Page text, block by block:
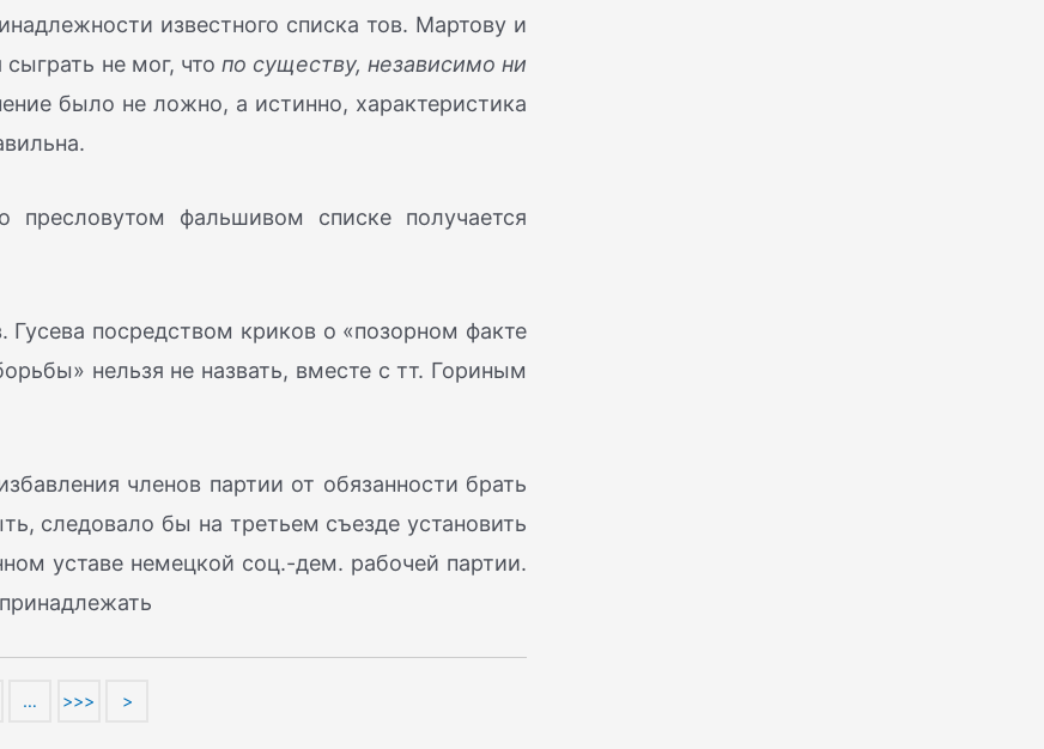
известного списка тов. Мартову и
не мог, что по существу, независимо ни
было не ложно, а истинно, характеристика
пресловутом фальшивом списке получается
Гусева посредством криков о «позорном факте
нельзя не назвать, вместе с тт. Гориным
членов партии от обязанности брать
следовало бы на третьем съезде установить
уставе немецкой соц.-дем. рабочей партии.
… >>> >